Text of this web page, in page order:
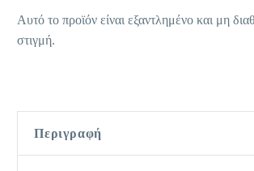
Αυτό το προϊόν είναι εξαντλημένο και μη
στιγμή.
Περιγραφή